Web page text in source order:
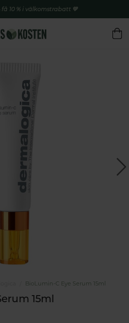
10 % i välkomstrabatt 💚
BioLumin-C Eye Serum 15ml
15ml